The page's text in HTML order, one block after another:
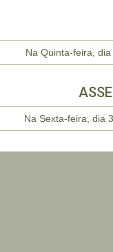
Na Quinta-feira,
Na Sexta-feira, dia